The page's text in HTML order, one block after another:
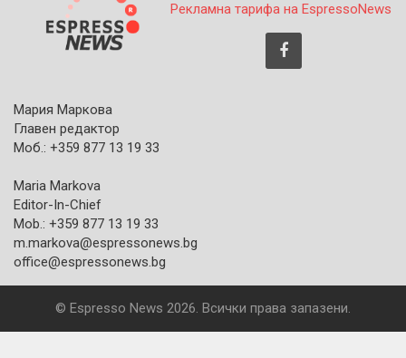
Рекламна тарифа на EspressoNews
Мария Маркова
Главен редактор
Моб.: +359 877 13 19 33
Maria Markova
Editor-In-Chief
Mob.: +359 877 13 19 33
m.markova@espressonews.bg
office@espressonews.bg
© Espresso News 2026. Всички права запазени.